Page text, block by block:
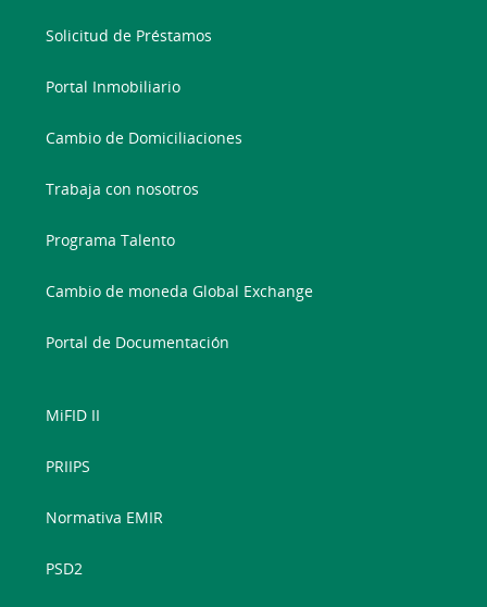
Solicitud de Préstamos
Portal Inmobiliario
Cambio de Domiciliaciones
Trabaja con nosotros
Programa Talento
Cambio de moneda Global Exchange
Portal de Documentación
MiFID II
PRIIPS
Normativa EMIR
PSD2